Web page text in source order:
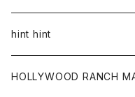
ジャケット
トップス
シャツ
ボトム
帽子
hint hint
ストール
HOLLYWOOD RANCH